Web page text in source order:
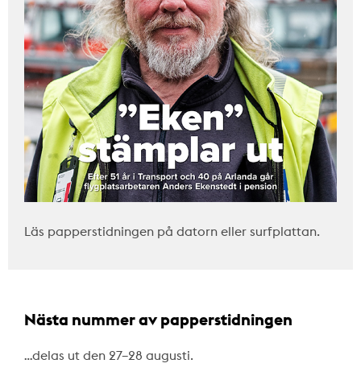
Läs papperstidningen på datorn eller surfplattan.
Nästa nummer av papperstidningen
…delas ut den 27–28 augusti.